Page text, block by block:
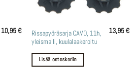
10,95€
Rissapyöräsarja CAVO, 11h,
yleismalli, kuulalaakeroitu
13,95€
Lisää ostoskoriin